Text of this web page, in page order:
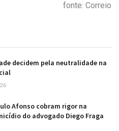
fonte: Correio
decidem pela neutralidade na
Afonso cobram rigor na
do advogado Diego Fraga